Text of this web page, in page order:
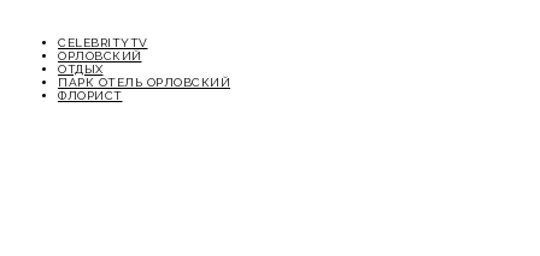
CELEBRITYTV
ОРЛОВСКИЙ
ОТДЫХ
ПАРК ОТЕЛЬ ОРЛОВСКИЙ
ФЛОРИСТ